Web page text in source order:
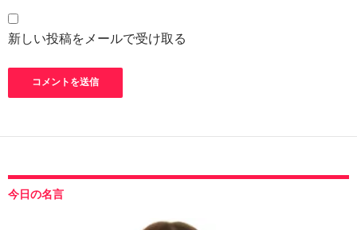
新しい投稿をメールで受け取る
今日の名言